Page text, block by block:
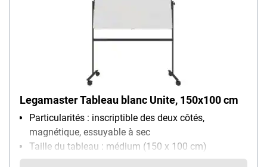
Legamaster Tableau blanc Unite, 150x100 cm
Particularités : inscriptible des deux côtés,
magnétique, essuyable à sec
Taille du tableau : médium (150 x 100 cm)
Utilisation : utilisation fréquente